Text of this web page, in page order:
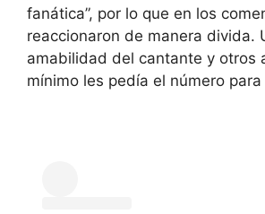
fanática”, por lo que en los
reaccionaron de manera divida.
amabilidad del cantante y otros
mínimo les pedía el número